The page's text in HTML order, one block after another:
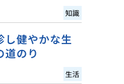
知識
し健やかな生
道のり
生活